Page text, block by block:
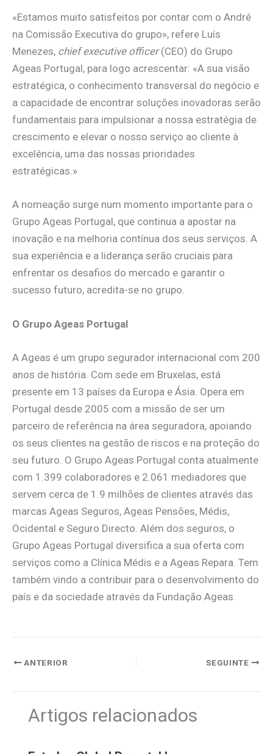
«Estamos muito satisfeitos por contar com o André
na Comissão Executiva do grupo», refere Luís
Menezes, chief executive officer(CEO) do Grupo
Ageas Portugal, para logo acrescentar: «A sua visão
estratégica, o conhecimento transversal do negócio e
a capacidade de encontrar soluções inovadoras serão
fundamentais para impulsionar a nossa estratégia de
crescimento e elevar o nosso serviço ao cliente à
excelência, uma das nossas prioridades
estratégicas.»
A nomeação surge num momento importante para o
Grupo Ageas Portugal, que continua a apostar na
inovação e na melhoria contínua dos seus serviços. A
sua experiência e a liderança serão cruciais para
enfrentar os desafios do mercado e garantir o
sucesso futuro, acredita-se no grupo.
O Grupo Ageas Portugal
A Ageas é um grupo segurador internacional com 200
anos de história. Com sede em Bruxelas, está
presente em 13 países da Europa e Ásia. Opera em
Portugal desde 2005 com a missão de ser um
parceiro de referência na área seguradora, apoiando
os seus clientes na gestão de riscos e na proteção do
seu futuro. O Grupo Ageas Portugal conta atualmente
com 1.399 colaboradores e 2.061 mediadores que
servem cerca de 1.9 milhões de clientes através das
marcas Ageas Seguros, Ageas Pensões, Médis,
Ocidental e Seguro Directo. Além dos seguros, o
Grupo Ageas Portugal diversifica a sua oferta com
serviços como a Clínica Médis e a Ageas Repara. Tem
também vindo a contribuir para o desenvolvimento do
país e da sociedade através da Fundação Ageas.
ANTERIOR SEGUINTE
Artigos relacionados